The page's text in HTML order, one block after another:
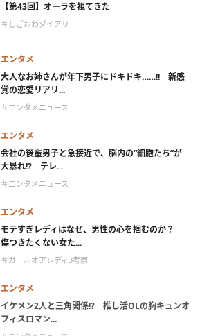
【第43回】オーラを視てきた
＃しごおわダイアリー
エンタメ
大人なお姉さんが年下男子にドキドキ……!! 新感
覚の恋愛リアリ...
＃エンタメニュース
エンタメ
会社の後輩男子と急接近で、脳内の“細胞たち”が
大暴れ!? テレ...
＃エンタメニュース
エンタメ
モテすぎレディはなぜ、男性の心を掴むのか？
傷つきたくない女た...
＃ガールオアレディ3考察
エンタメ
イケメン2人と三角関係!? 推し活OLの胸キュンオ
フィスロマン...